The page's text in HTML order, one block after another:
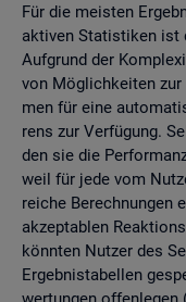
Für die meis­ten
ak­ti­ven Sta­tis­ti­ken ist
Auf­grund der
von Mög­lich­kei­ten
men für eine
rens zur Ver­fü­gung.
den sie die
weil für jede vom
rei­che Be­rech­nun­gen
ak­zep­ta­blen
könn­ten Nut­zer des
Er­geb­nis­ta­bel­len